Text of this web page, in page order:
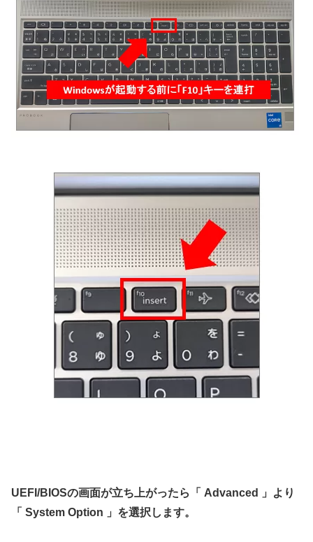
UEFI/BIOSの画面が立ち上がったら「 Advanced 」より
「 System Option 」を選択します。